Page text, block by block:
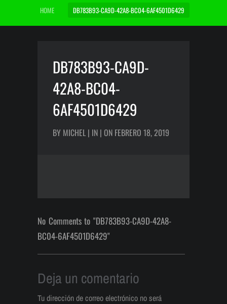
HOME DB783B93-CA9D-42A8-BC04-6AF4501D6429
DB783B93-CA9D-
42A8-BC04-
6AF4501D6429
BY MICHEL | IN | ON FEBRERO 18, 2019
No Comments to "DB783B93-CA9D-42A8-
BC04-6AF4501D6429"
Deja un comentario
Tu dirección de correo electrónico no será